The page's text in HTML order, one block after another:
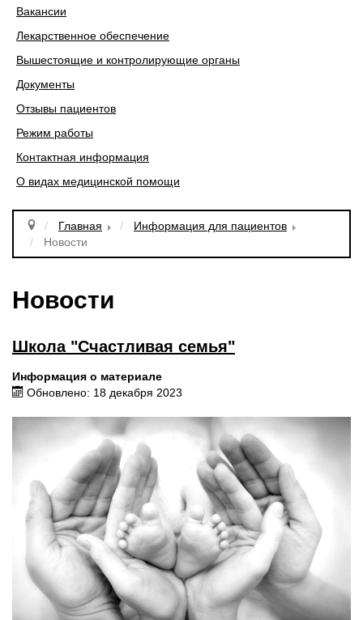
Вакансии
Лекарственное обеспечение
Вышестоящие и контролирующие органы
Документы
Отзывы пациентов
Режим работы
Контактная информация
О видах медицинской помощи
Главная
Информация для пациентов
Новости
Новости
Школа "Счастливая семья"
Информация о материале
Обновлено: 18 декабря 2023